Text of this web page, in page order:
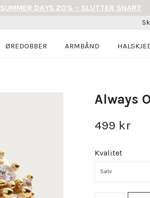
Always
499 kr
Kvalitet
Sølv
SUMMER DAYS 20% – SLUTTER SNART
ØREDOBBER ARMBÅND